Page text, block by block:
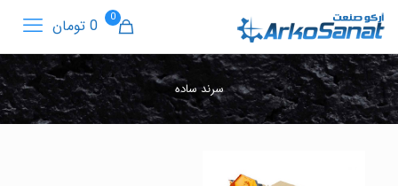
0 0 تومان
سرند ساده